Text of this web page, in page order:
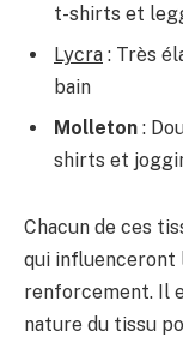
t-shirts et
Lycra : Très
bain
Molleton :
shirts et
Chacun de ces
qui influenceront
renforcement. Il
nature du tissu